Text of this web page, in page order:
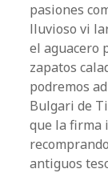
pasiones
lluvioso vi
el aguacero
zapatos
podremos
Bulgari de
que la firma
antiguos